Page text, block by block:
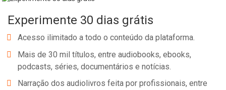
está na hora de fazer uma mudança, que não dá mais para
continuar do jeito que está. Chegou a hora de reassumir o controle
Experimente 30 dias grátis
Acesso ilimitado a todo o conteúdo da plataforma.
Mais de 30 mil títulos, entre audiobooks, ebooks,
podcasts, séries, documentários e notícias.
Narração dos audiolivros feita por profissionais, entre